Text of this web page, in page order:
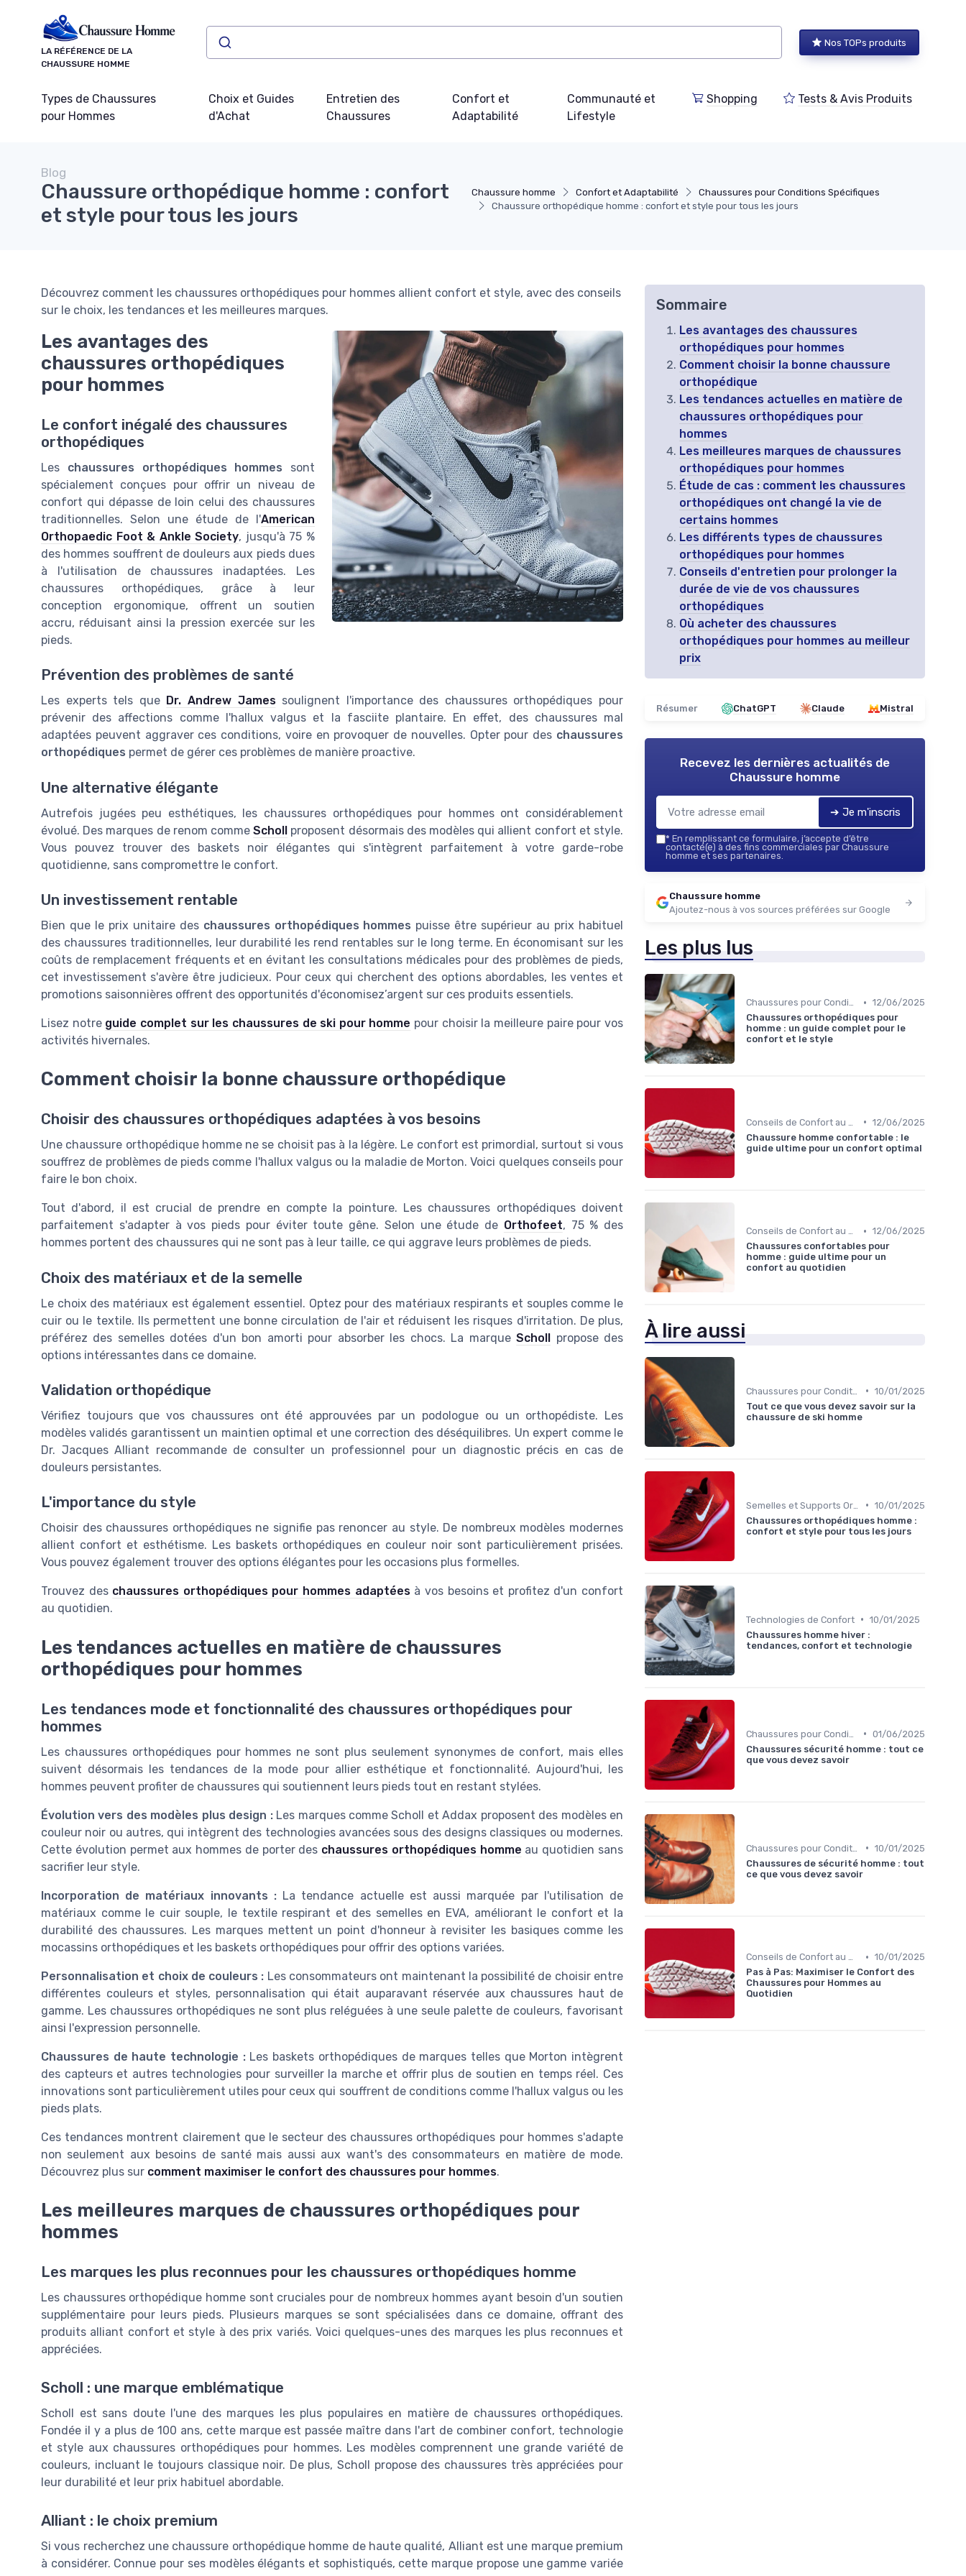
LA RÉFÉRENCE DE LA
CHAUSSURE HOMME
Nos TOPs produits
Types de Chaussures
pour Hommes
Choix et Guides
d'Achat
Entretien des
Chaussures
Confort et
Adaptabilité
Communauté et
Lifestyle
Shopping Tests & Avis Produits
Chaussure homme Confort et Adaptabilité
Chaussures pour Conditions Spécifiques
Chaussure orthopédique homme : confort et style pour tous les jours
Blog
Chaussure orthopédique homme : confort
et style pour tous les jours
Découvrez comment les chaussures orthopédiques pour hommes allient confort et style, avec des conseils
sur le choix, les tendances et les meilleures marques.
Les avantages des
chaussures orthopédiques
pour hommes
Le confort inégalé des chaussures
orthopédiques
Les chaussures orthopédiques hommes sont
spécialement conçues pour offrir un niveau de
confort qui dépasse de loin celui des chaussures
traditionnelles. Selon une étude de l'American
Orthopaedic Foot & Ankle Society, jusqu'à 75 %
des hommes souffrent de douleurs aux pieds dues
à l'utilisation de chaussures inadaptées. Les
chaussures orthopédiques, grâce à leur
conception ergonomique, offrent un soutien
accru, réduisant ainsi la pression exercée sur les
pieds.
Prévention des problèmes de santé
Les experts tels que Dr. Andrew Jamessoulignent l'importance des chaussures orthopédiques pour
prévenir des affections comme l'hallux valgus et la fasciite plantaire. En effet, des chaussures mal
adaptées peuvent aggraver ces conditions, voire en provoquer de nouvelles. Opter pour des chaussures
orthopédiques permet de gérer ces problèmes de manière proactive.
Une alternative élégante
Autrefois jugées peu esthétiques, les chaussures orthopédiques pour hommes ont considérablement
évolué. Des marques de renom commeScholl proposent désormais des modèles qui allient confort et style.
Vous pouvez trouver des baskets noir élégantes qui s'intègrent parfaitement à votre garde-robe
quotidienne, sans compromettre le confort.
Un investissement rentable
Bien que le prix unitaire des chaussures orthopédiques hommes puisse être supérieur au prix habituel
des chaussures traditionnelles, leur durabilité les rend rentables sur le long terme. En économisant sur les
coûts de remplacement fréquents et en évitant les consultations médicales pour des problèmes de pieds,
cet investissement s'avère être judicieux. Pour ceux qui cherchent des options abordables, les ventes et
promotions saisonnières offrent des opportunités d'économisez’argent sur ces produits essentiels.
Lisez notre guide complet sur les chaussures de ski pour homme pour choisir la meilleure paire pour vos
activités hivernales.
Comment choisir la bonne chaussure orthopédique
Choisir des chaussures orthopédiques adaptées à vos besoins
Une chaussure orthopédique homme ne se choisit pas à la légère. Le confort est primordial, surtout si vous
souffrez de problèmes de pieds comme l'hallux valgus ou la maladie de Morton. Voici quelques conseils pour
faire le bon choix.
Tout d'abord, il est crucial de prendre en compte la pointure. Les chaussures orthopédiques doivent
parfaitement s'adapter à vos pieds pour éviter toute gêne. Selon une étude de Orthofeet, 75 % des
hommes portent des chaussures qui ne sont pas à leur taille, ce qui aggrave leurs problèmes de pieds.
Choix des matériaux et de la semelle
Le choix des matériaux est également essentiel. Optez pour des matériaux respirants et souples comme le
cuir ou le textile. Ils permettent une bonne circulation de l'air et réduisent les risques d'irritation. De plus,
préférez des semelles dotées d'un bon amorti pour absorber les chocs. La marqueScholl propose des
options intéressantes dans ce domaine.
Validation orthopédique
Vérifiez toujours que vos chaussures ont été approuvées par un podologue ou un orthopédiste. Les
modèles validés garantissent un maintien optimal et une correction des déséquilibres. Un expert comme le
Dr. Jacques Alliant recommande de consulter un professionnel pour un diagnostic précis en cas de
douleurs persistantes.
L'importance du style
Choisir des chaussures orthopédiques ne signifie pas renoncer au style. De nombreux modèles modernes
allient confort et esthétisme. Les baskets orthopédiques en couleur noir sont particulièrement prisées.
Vous pouvez également trouver des options élégantes pour les occasions plus formelles.
Trouvez des chaussures orthopédiques pour hommes adaptéesà vos besoins et profitez d'un confort
au quotidien.
Les tendances actuelles en matière de chaussures
orthopédiques pour hommes
Les tendances mode et fonctionnalité des chaussures orthopédiques pour
hommes
Les chaussures orthopédiques pour hommes ne sont plus seulement synonymes de confort, mais elles
suivent désormais les tendances de la mode pour allier esthétique et fonctionnalité. Aujourd'hui, les
hommes peuvent profiter de chaussures qui soutiennent leurs pieds tout en restant stylées.
Évolution vers des modèles plus design :Les marques comme Scholl et Addax proposent des modèles en
couleur noir ou autres, qui intègrent des technologies avancées sous des designs classiques ou modernes.
Cette évolution permet aux hommes de porter des chaussures orthopédiques homme au quotidien sans
sacrifier leur style.
Incorporation de matériaux innovants :La tendance actuelle est aussi marquée par l'utilisation de
matériaux comme le cuir souple, le textile respirant et des semelles en EVA, améliorant le confort et la
durabilité des chaussures. Les marques mettent un point d'honneur à revisiter les basiques comme les
mocassins orthopédiques et les baskets orthopédiques pour offrir des options variées.
Personnalisation et choix de couleurs : Les consommateurs ont maintenant la possibilité de choisir entre
différentes couleurs et styles, personnalisation qui était auparavant réservée aux chaussures haut de
gamme. Les chaussures orthopédiques ne sont plus reléguées à une seule palette de couleurs, favorisant
ainsi l'expression personnelle.
Chaussures de haute technologie :Les baskets orthopédiques de marques telles que Morton intègrent
des capteurs et autres technologies pour surveiller la marche et offrir plus de soutien en temps réel. Ces
innovations sont particulièrement utiles pour ceux qui souffrent de conditions comme l'hallux valgus ou les
pieds plats.
Ces tendances montrent clairement que le secteur des chaussures orthopédiques pour hommes s'adapte
non seulement aux besoins de santé mais aussi aux want's des consommateurs en matière de mode.
Découvrez plus sur comment maximiser le confort des chaussures pour hommes.
Les meilleures marques de chaussures orthopédiques pour
hommes
Les marques les plus reconnues pour les chaussures orthopédiques homme
Les chaussures orthopédique homme sont cruciales pour de nombreux hommes ayant besoin d'un soutien
supplémentaire pour leurs pieds. Plusieurs marques se sont spécialisées dans ce domaine, offrant des
produits alliant confort et style à des prix variés. Voici quelques-unes des marques les plus reconnues et
appréciées.
Scholl : une marque emblématique
Scholl est sans doute l'une des marques les plus populaires en matière de chaussures orthopédiques.
Fondée il y a plus de 100 ans, cette marque est passée maître dans l'art de combiner confort, technologie
et style aux chaussures orthopédiques pour hommes. Les modèles comprennent une grande variété de
couleurs, incluant le toujours classique noir. De plus, Scholl propose des chaussures très appréciées pour
leur durabilité et leur prix habituel abordable.
Alliant : le choix premium
Si vous recherchez une chaussure orthopédique homme de haute qualité, Alliant est une marque premium
à considérer. Connue pour ses modèles élégants et sophistiqués, cette marque propose une gamme variée
Sommaire
Les avantages des chaussures
orthopédiques pour hommes
Comment choisir la bonne chaussure
orthopédique
Les tendances actuelles en matière de
chaussures orthopédiques pour
hommes
Les meilleures marques de chaussures
orthopédiques pour hommes
Étude de cas : comment les chaussures
orthopédiques ont changé la vie de
certains hommes
Les différents types de chaussures
orthopédiques pour hommes
Conseils d'entretien pour prolonger la
durée de vie de vos chaussures
orthopédiques
Où acheter des chaussures
orthopédiques pour hommes au meilleur
prix
Résumer ChatGPT Claude Mistral
Recevez les dernières actualités de
Chaussure homme
➔ Je m'inscris
* En remplissant ce formulaire, j’accepte d’être
contacté(e) à des fins commerciales par Chaussure
homme et ses partenaires.
Chaussure homme
Ajoutez-nous à vos sources préférées sur Google
Les plus lus
Chaussures pour Conditions Spécifiques • 12/06/2025
Chaussures orthopédiques pour
homme : un guide complet pour le
confort et le style
• 12/06/2025
Chaussure homme confortable : le
guide ultime pour un confort optimal
Conseils de Confort au Quotidien • 12/06/2025
Chaussures confortables pour
homme : guide ultime pour un
confort au quotidien
À lire aussi
• 10/01/2025
Tout ce que vous devez savoir sur la
chaussure de ski homme
• 10/01/2025
Chaussures orthopédiques homme :
confort et style pour tous les jours
Technologies de Confort • 10/01/2025
Chaussures homme hiver :
tendances, confort et technologie
• 01/06/2025
Chaussures sécurité homme : tout ce
que vous devez savoir
• 10/01/2025
Chaussures de sécurité homme : tout
ce que vous devez savoir
Conseils de Confort au Quotidien • 10/01/2025
Pas à Pas: Maximiser le Confort des
Chaussures pour Hommes au
Quotidien